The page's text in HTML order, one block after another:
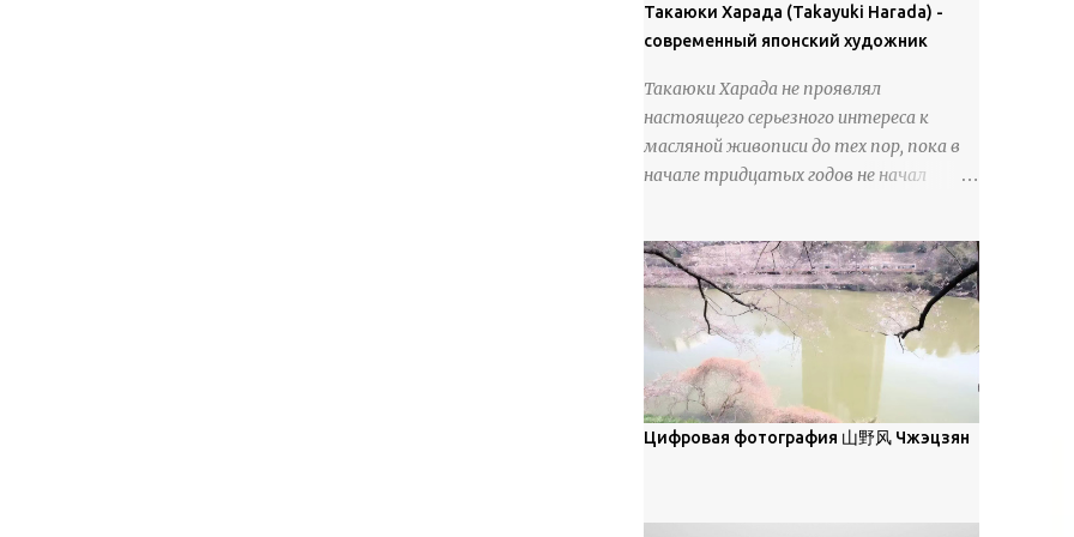
18 век. Шахматный набор "Рыцари
против турок" в шкатулке из
см, Холмогоры, 18 век....
покрова может восприниматься как
матовая. Такое свойство чаще всего
метелевого и фирнизированного снега.
Тем не менее, иногда значительное
количество кристаллов может
располагаться в одной плоскости,
поверхностной изморози. В данном
случае усиливается зеркальное
отражение, что приводит к
искристости снега, зависящей от
положения наблюдателя и высоты
солнца. Зеркальные свойства наиболее
заметны при угле солнечного света 15°
и ниже; при более высокой солнечной
описываются индикатрисой ...
Такаюки Харада (Takayuki Harada) -
современный японский художник
Такаюки Харада не проявлял
настоящего серьезного интереса к
масляной живописи до тех пор, пока в
начале тридцатых годов не начал
художественные музеи и галереи, он
был глубоко тронут и вдохновлен
красотой масляной живописи великих
мастеров. Искусствовед Брайан
Шервин прокомментировал картины
художника, заявив, что "Такаюки
Харада сочетает в себе классическую
смысле, персонажи его картин
Цифровая фотография 山野风 Чжэцзян